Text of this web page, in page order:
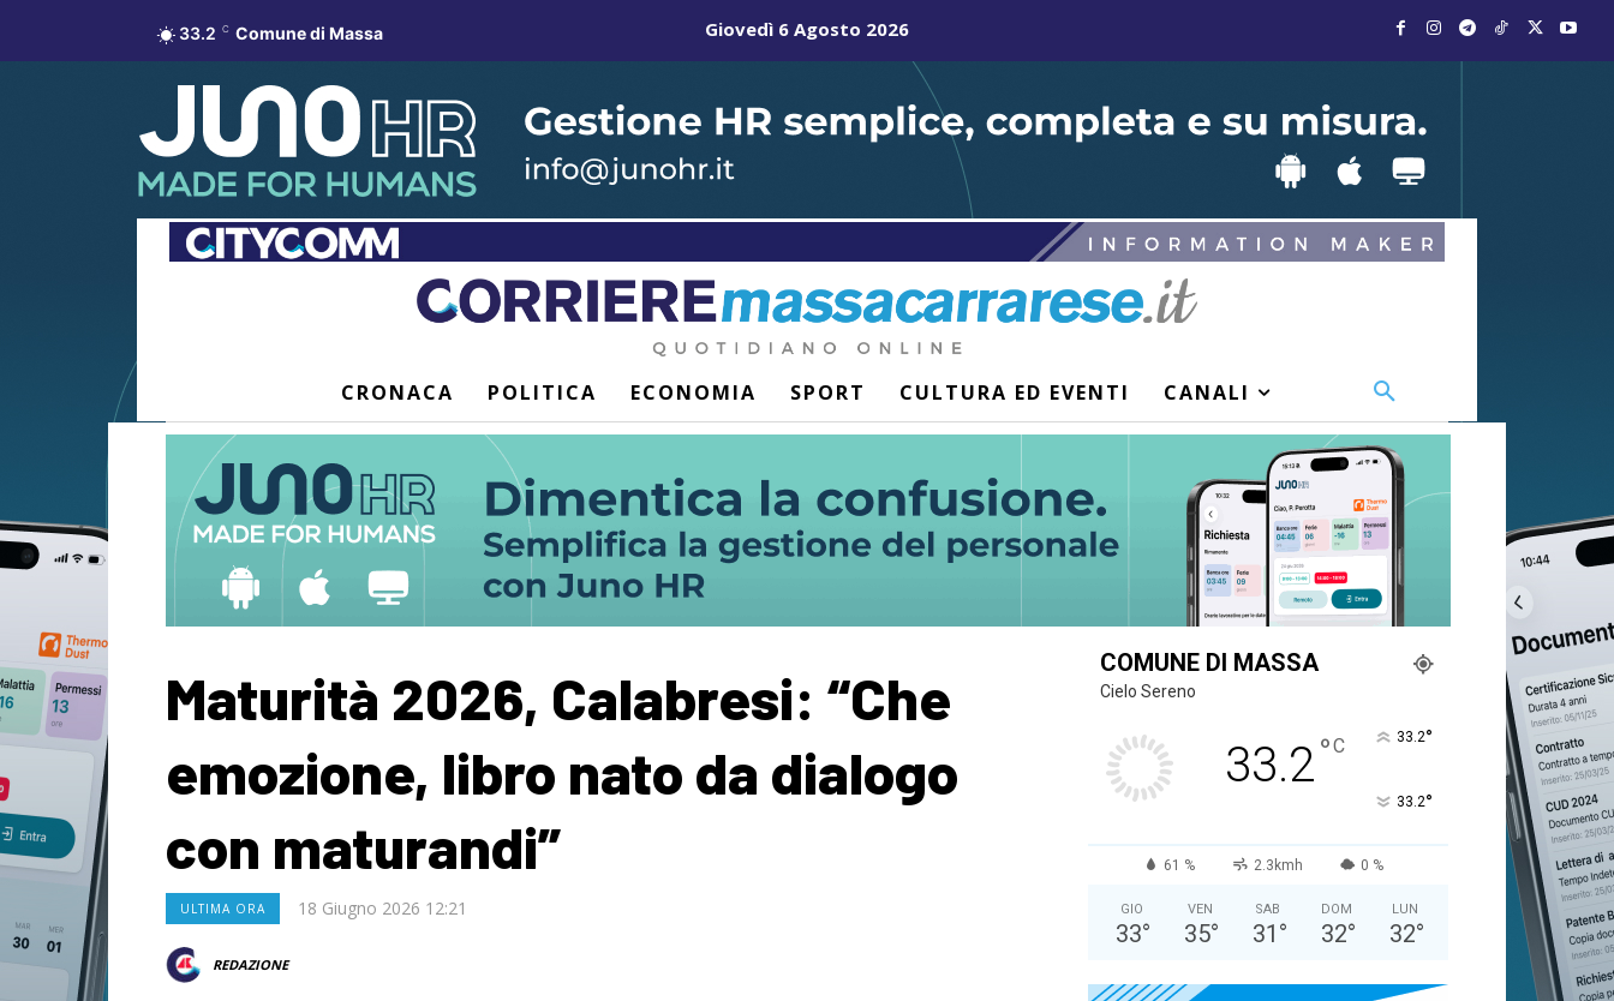
33.2 C Comune di Massa Giovedì 6 Agosto 2026
CRONACA POLITICA ECONOMIA SPORT CULTURA ED EVENTI CANALI
Maturità 2026, Calabresi: “Che
emozione, libro nato da dialogo
con maturandi”
ULTIMA ORA 18 Giugno 2026 12:21
REDAZIONE
COMUNE DI MASSA
Cielo Sereno
33.2°C 33.2°
33.2°
61 % 2.3kmh 0 %
GIO
33°
VEN
35°
SAB
31 °
DOM
32°
LUN
32°